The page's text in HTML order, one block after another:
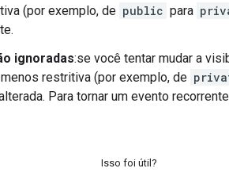
(por exemplo, de public para
ignoradas:se você tentar mudar a
menos restritiva (por exemplo, de
Para tornar um evento
Isso foi útil?